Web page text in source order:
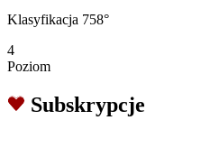
Klasyfikacja 758°
4
Poziom
Subskrypcje